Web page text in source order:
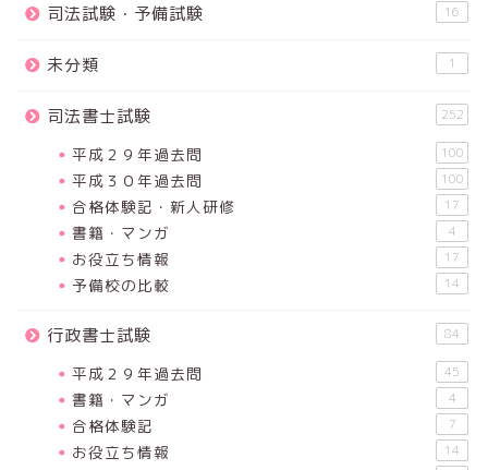
司法試験・予備試験 16
未分類 1
司法書士試験 252
平成２９年過去問 100
平成３０年過去問 100
合格体験記・新人研修 17
書籍・マンガ 4
お役立ち情報 17
予備校の比較 14
行政書士試験 84
平成２９年過去問 45
書籍・マンガ 4
合格体験記 7
お役立ち情報 14